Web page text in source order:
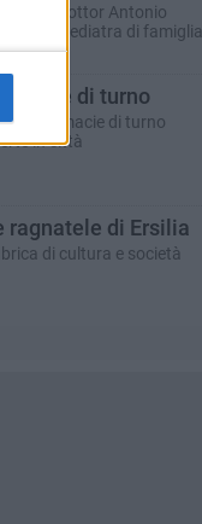
cura del dottor Antonio
- pediatra di famiglia
di turno
le farmacie di turno
in città
ragnatele di Ersilia
di cultura e società